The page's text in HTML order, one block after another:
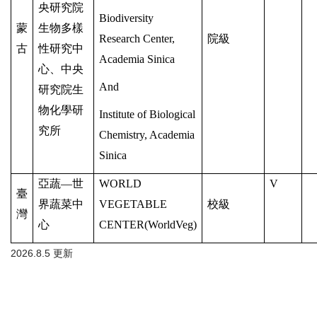
蒙
古
央研究院
生物多樣
性研究中
心、中央
研究院生
物化學研
究所
Biodiversity
Research Center,
Academia Sinica
And
Institute of Biological
Chemistry, Academia
Sinica
院級
臺
灣
亞蔬—世
界蔬菜中
心
WORLD
VEGETABLE
CENTER(WorldVeg)
校級
V
2026.8.5 更新